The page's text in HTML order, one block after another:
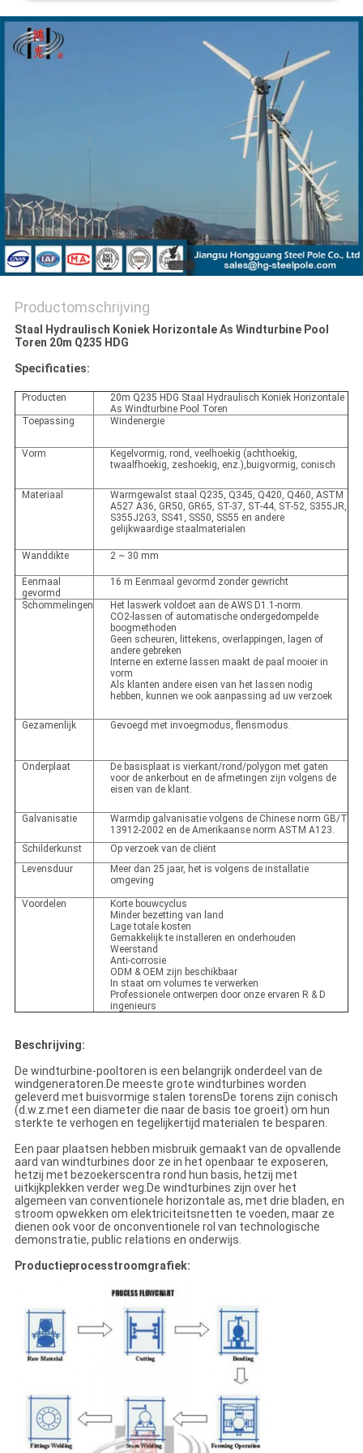
SITEMAP
PRIVACYBELEID
Productomschrijving
Staal Hydraulisch Koniek Horizontale As Windturbine Pool
Toren 20m Q235 HDG
Specificaties:
Producten
20m Q235 HDG Staal Hydraulisch Koniek Horizontale
As Windturbine Pool Toren
Toepassing
Windenergie
Vorm
Kegelvormig, rond, veelhoekig (achthoekig,
twaalfhoekig, zeshoekig, enz.),buigvormig, conisch
Materiaal
Warmgewalst staal Q235, Q345, Q420, Q460, ASTM
A527 A36, GR50, GR65, ST-37, ST-44, ST-52, S355JR,
S355J2G3, SS41, SS50, SS55 en andere
gelijkwaardige staalmaterialen
Wanddikte 2 ~ 30 mm
Eenmaal
gevormd
16 m Eenmaal gevormd zonder gewricht
Schommelingen
Het laswerk voldoet aan de AWS D1.1-norm.
CO2-lassen of automatische ondergedompelde
boogmethoden
Geen scheuren, littekens, overlappingen, lagen of
andere gebreken
Interne en externe lassen maakt de paal mooier in
vorm
Als klanten andere eisen van het lassen nodig
hebben, kunnen we ook aanpassing ad uw verzoek
Gezamenlijk Gevoegd met invoegmodus, flensmodus.
Onderplaat
De basisplaat is vierkant/rond/polygon met gaten
voor de ankerbout en de afmetingen zijn volgens de
eisen van de klant.
Galvanisatie
Warmdip galvanisatie volgens de Chinese norm GB/T
13912-2002 en de Amerikaanse norm ASTM A123.
Schilderkunst
Op verzoek van de cliënt
Levensduur
Meer dan 25 jaar, het is volgens de installatie
omgeving
Voordelen
Korte bouwcyclus
Minder bezetting van land
Lage totale kosten
Gemakkelijk te installeren en onderhouden
Weerstand
Anti-corrosie
ODM & OEM zijn beschikbaar
In staat om volumes te verwerken
Professionele ontwerpen door onze ervaren R & D
ingenieurs
Beschrijving:
De windturbine-pooltoren is een belangrijk onderdeel van de
windgeneratoren.De meeste grote windturbines worden
geleverd met buisvormige stalen torensDe torens zijn conisch
(d.w.z.met een diameter die naar de basis toe groeit) om hun
sterkte te verhogen en tegelijkertijd materialen te besparen.
Een paar plaatsen hebben misbruik gemaakt van de opvallende
aard van windturbines door ze in het openbaar te exposeren,
hetzij met bezoekerscentra rond hun basis, hetzij met
uitkijkplekken verder weg.De windturbines zijn over het
algemeen van conventionele horizontale as, met drie bladen, en
stroom opwekken om elektriciteitsnetten te voeden, maar ze
dienen ook voor de onconventionele rol van technologische
demonstratie, public relations en onderwijs.
Productieprocesstroomgrafiek: